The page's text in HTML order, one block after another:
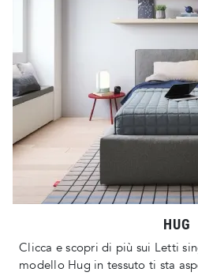
HUG
Clicca e scopri di più sui Letti
modello Hug in tessuto ti sta